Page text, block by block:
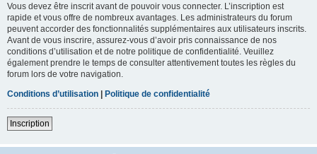
Vous devez être inscrit avant de pouvoir vous connecter. L’inscription est
rapide et vous offre de nombreux avantages. Les administrateurs du forum
peuvent accorder des fonctionnalités supplémentaires aux utilisateurs inscrits.
Avant de vous inscrire, assurez-vous d’avoir pris connaissance de nos
conditions d’utilisation et de notre politique de confidentialité. Veuillez
également prendre le temps de consulter attentivement toutes les règles du
forum lors de votre navigation.
Conditions d’utilisation | Politique de confidentialité
Inscription